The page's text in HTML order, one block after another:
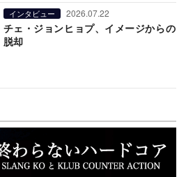
インタビュー 2026.07.22
チェ・ジョンヒョプ、イメージからの
脱却